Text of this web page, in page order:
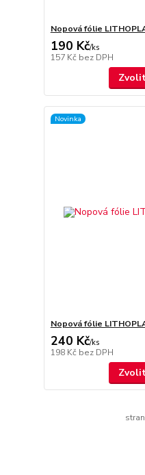
Nopová fólie
190 Kč/ks
157 Kč bez DPH
Novinka
Nopová fólie
240 Kč/ks
198 Kč bez DPH